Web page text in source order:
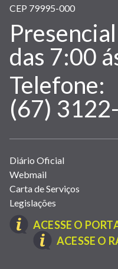
CEP 79995-000
Presencial
das 7:00
Telefone:
(67)
Links
úteis
(abrem
em
nova
janela)
Diário Oficial
Webmail
Carta de Serviços
Legislações
ACESSE O
ACESSE O